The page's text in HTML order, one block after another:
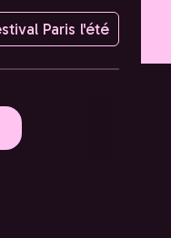
Paris l'été